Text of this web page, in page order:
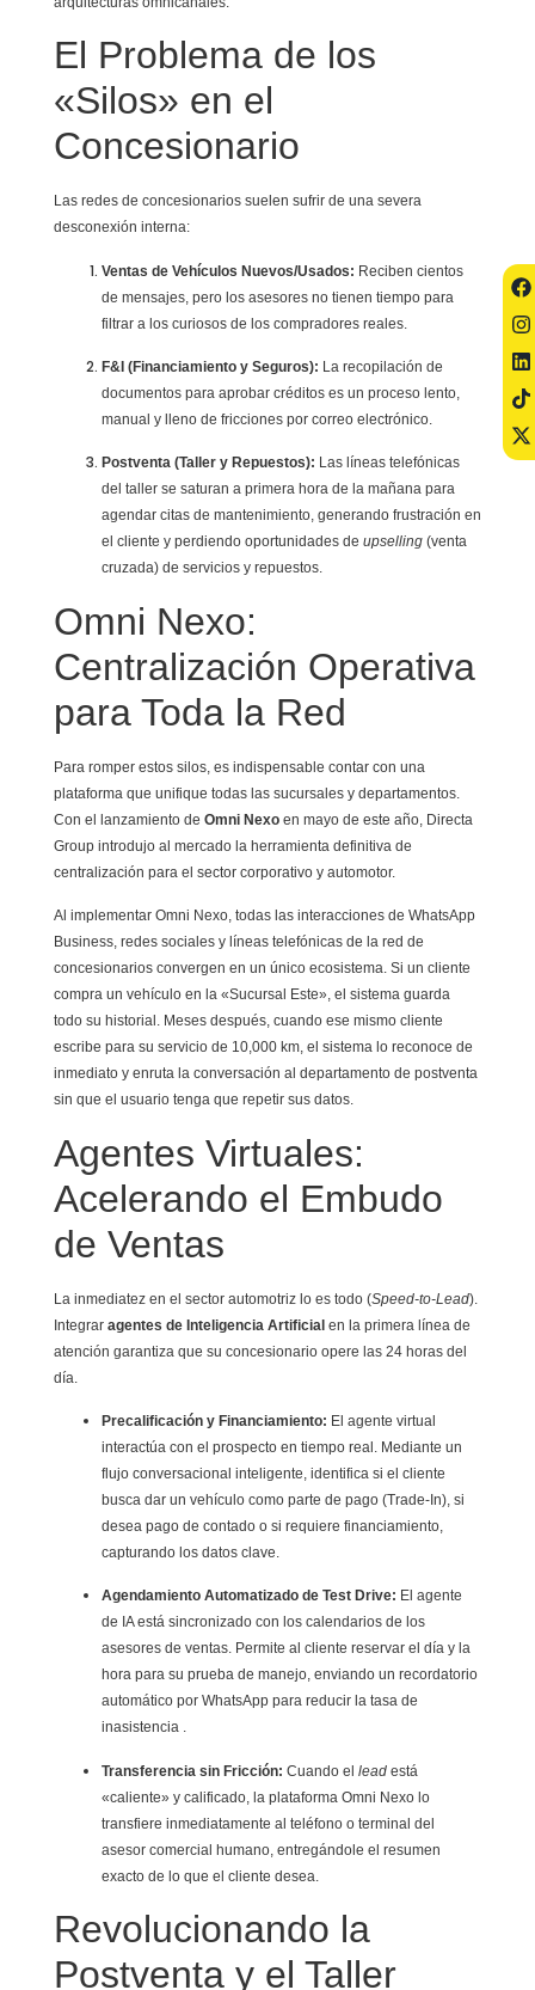
El Problema de los
«Silos» en el
Concesionario
Las redes de concesionarios suelen sufrir de una severa
desconexión interna:
Ventas de Vehículos Nuevos/Usados: Reciben cientos
de mensajes, pero los asesores no tienen tiempo para
filtrar a los curiosos de los compradores reales.
F&I (Financiamiento y Seguros): La recopilación de
documentos para aprobar créditos es un proceso lento,
manual y lleno de fricciones por correo electrónico.
Postventa (Taller y Repuestos): Las líneas telefónicas
del taller se saturan a primera hora de la mañana para
agendar citas de mantenimiento, generando frustración en
el cliente y perdiendo oportunidades de upselling(venta
cruzada) de servicios y repuestos.
Omni Nexo:
Centralización Operativa
para Toda la Red
Para romper estos silos, es indispensable contar con una
plataforma que unifique todas las sucursales y departamentos.
Con el lanzamiento de Omni Nexoen mayo de este año, Directa
Group introdujo al mercado la herramienta definitiva de
centralización para el sector corporativo y automotor.
Al implementar Omni Nexo, todas las interacciones de WhatsApp
Business, redes sociales y líneas telefónicas de la red de
concesionarios convergen en un único ecosistema. Si un cliente
compra un vehículo en la «Sucursal Este», el sistema guarda
todo su historial. Meses después, cuando ese mismo cliente
escribe para su servicio de 10,000 km, el sistema lo reconoce de
inmediato y enruta la conversación al departamento de postventa
sin que el usuario tenga que repetir sus datos.
Agentes Virtuales:
Acelerando el Embudo
de Ventas
La inmediatez en el sector automotriz lo es todo (Speed-to-Lead).
Integrar agentes de Inteligencia Artificialen la primera línea de
atención garantiza que su concesionario opere las 24 horas del
día.
Precalificación y Financiamiento: El agente virtual
interactúa con el prospecto en tiempo real. Mediante un
flujo conversacional inteligente, identifica si el cliente
busca dar un vehículo como parte de pago (Trade-In), si
desea pago de contado o si requiere financiamiento,
capturando los datos clave.
Agendamiento Automatizado de Test Drive: El agente
de IA está sincronizado con los calendarios de los
asesores de ventas. Permite al cliente reservar el día y la
hora para su prueba de manejo, enviando un recordatorio
automático por WhatsApp para reducir la tasa de
inasistencia .
Transferencia sin Fricción: Cuando el leadestá
«caliente» y calificado, la plataforma Omni Nexo lo
transfiere inmediatamente al teléfono o terminal del
asesor comercial humano, entregándole el resumen
exacto de lo que el cliente desea.
Revolucionando la
Postventa y el Taller